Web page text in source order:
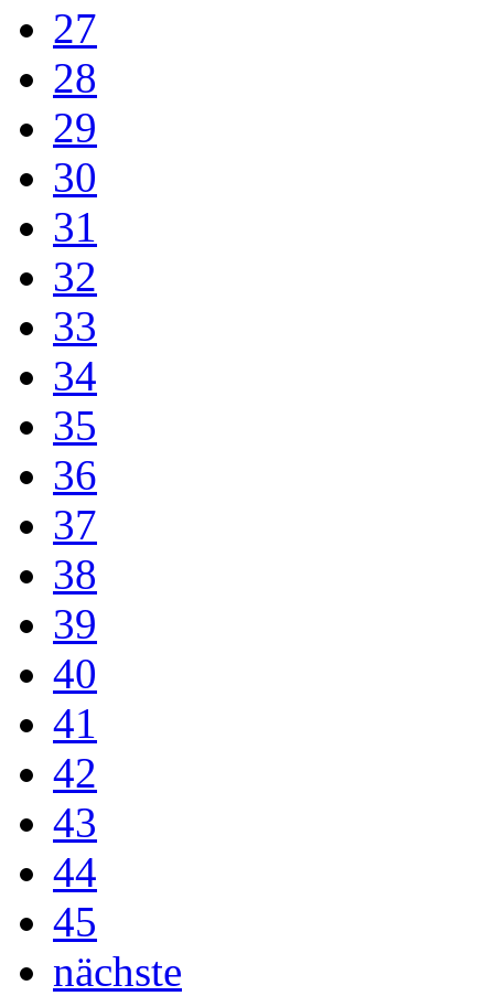
27
28
29
30
31
32
33
34
35
36
37
38
39
40
41
42
43
44
45
nächste